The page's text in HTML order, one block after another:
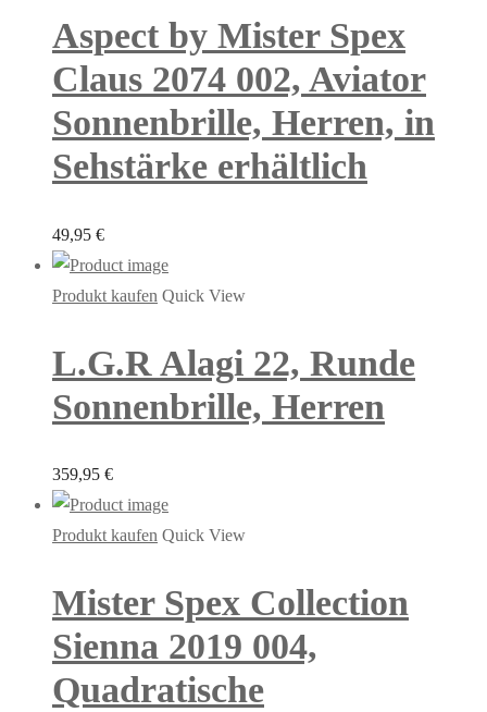
Aspect by Mister Spex
Claus 2074 002, Aviator
Sonnenbrille, Herren, in
Sehstärke erhältlich
49,95 €
Produkt kaufen Quick View
L.G.R Alagi 22, Runde
Sonnenbrille, Herren
359,95 €
Produkt kaufen Quick View
Mister Spex Collection
Sienna 2019 004,
Quadratische